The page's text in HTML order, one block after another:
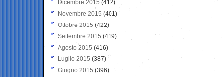
Dicembre 2015 (412)
Novembre 2015 (401)
Ottobre 2015 (422)
Settembre 2015 (419)
Agosto 2015 (416)
Luglio 2015 (387)
Giugno 2015 (396)